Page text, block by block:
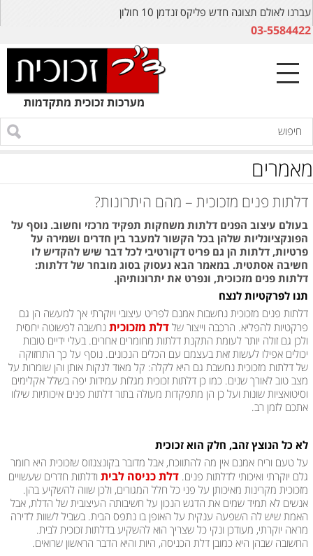
עברנו לאולם תצוגה חדש פליקס זנדמן 10 חולון
03-5584422
מאמרים
דלתות פנים מזכוכית – מהם היתרונות?
בעולם עיצוב הפנים דלתות משחקות תפקיד מרכזי וחשוב. נוסף על
הפונקציונליות שלהן בכל הקשור למעבר בין חדרים ושמירה על
פרטיות, דלתות הן גם פריט דקורטיבי לכל דבר שיש להקדיש לו
חשיבה אסתטית. במאמר הבא נעסוק בסוג מובחר של דלתות:
דלתות פנים מזכוכית, ונפרט את יתרונותיהן.
תנו לפרקטיות לנצח
דלתות פנים מזכוכית נחשבות אמנם לפריט עיצובי ויוקרתי אך למעשה הן גם
פרקטיות להפליא. הרכבה וייצור של דלת מזכוכיתנחשבה לפשוטה יחסית
ולכן גם זולה יותר לעומת התקנת דלתות מחומרים אחרים. בעלי ידיים טובות
יכולים אפילו לעשות זאת בעצמם עם הכלים הנכונים. נוסף על כך התחזוקה
של דלתות מזכוכית נחשבת גם היא לקלה: קל מאוד לנקות אותן והן שומרות על
מצב טוב לאורך שנים. כמו כן דלתות זכוכית מגלות עמידות יפה בשלל אקלימים
וסיטואציות שונות ועל כן הן מתפקדות מעולה בתור דלתות פנים איכותיות שילוו
אתכם לזמן רב.
לא כל הנוצץ זהב, חלק הוא זכוכית
על טעם וריח אמנם אין מה להתווכח, אבל מדובר בקונצנזוס שזכוכית היא חומר
גלם יוקרתי ואיכותי לדלתות פנים. דלת כניסה לביתודלתות חדרים שעשויים
מזכוכית מקרינות מאיכותן על פני כל חלל המגורים, ולכן שווה להשקיע בהן.
אנשים לא תמיד שמים את הדגש הנכון על חשיבותה העיצובית של הדלת, אבל
האמת שיש לה השפעה ענקית על האופן בו נתפס הבית. בשביל לשוות לדירה
מראה יוקרתי, מעודכן ונקי כל שצריך הוא להשקיע בדלתות זכוכית לבית.
החשובה שבהן היא כמובן דלת הכניסה, היות והיא הדבר הראשון שרואים.